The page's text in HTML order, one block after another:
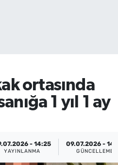
ortasında
1 yıl 1 ay
- 14:25
YAYINLANMA
09.07.2026 -
GÜNCELLEME